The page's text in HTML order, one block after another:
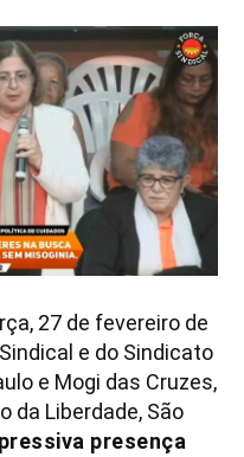
27 de fevereiro de
e do Sindicato
e Mogi das Cruzes,
da Liberdade, São
presença